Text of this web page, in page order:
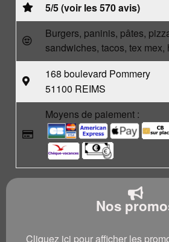
5/5 (voir les 570 avis)
Burgers, paninis, pâtes,
sandwiches, tacos, tex mex,
168 boulevard Pommery
51100 REIMS
Moyens de paiement :
Nos
Cliquez ici pour afficher les